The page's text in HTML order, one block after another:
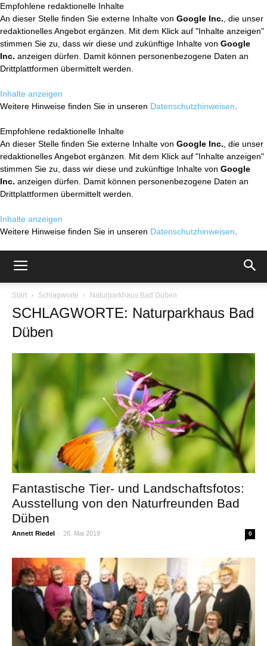
Empfohlene redaktionelle Inhalte
An dieser Stelle finden Sie externe Inhalte von Google Inc. , die unser
redaktionelles Angebot ergänzen. Mit dem Klick auf "Inhalte anzeigen"
stimmen Sie zu, dass wir diese und zukünftige Inhalte von Google
Inc. anzeigen dürfen. Damit können personenbezogene Daten an
Drittplattformen übermittelt werden.
Inhalte anzeigen
Weitere Hinweise finden Sie in unseren Datenschutzhinweisen
Empfohlene redaktionelle Inhalte
An dieser Stelle finden Sie externe Inhalte von Google Inc. , die unser
redaktionelles Angebot ergänzen. Mit dem Klick auf "Inhalte anzeigen"
stimmen Sie zu, dass wir diese und zukünftige Inhalte von Google
Inc. anzeigen dürfen. Damit können personenbezogene Daten an
Drittplattformen übermittelt werden.
Inhalte anzeigen
Weitere Hinweise finden Sie in unseren Datenschutzhinweisen
Start Schlagworte Naturparkhaus Bad Düben
SCHLAGWORTE: Naturparkhaus Bad
Düben
Fantastische Tier- und Landschaftsfotos:
Ausstellung von den Naturfreunden Bad
Düben
Annett Riedel - 26. Mai 2019 0